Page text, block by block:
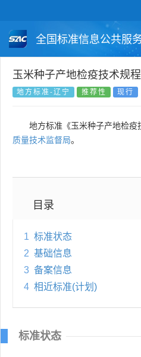
全国标准信息公共服
国家标准 行业标
国外标准 技术委
玉米种子产地检疫技术规程
地方标准-辽宁 推荐性 现行
地方标准《玉米种子产地检疫
质量技术监督局。
目录
1 标准状态
2 基础信息
3 备案信息
4 相近标准(计划)
标准状态